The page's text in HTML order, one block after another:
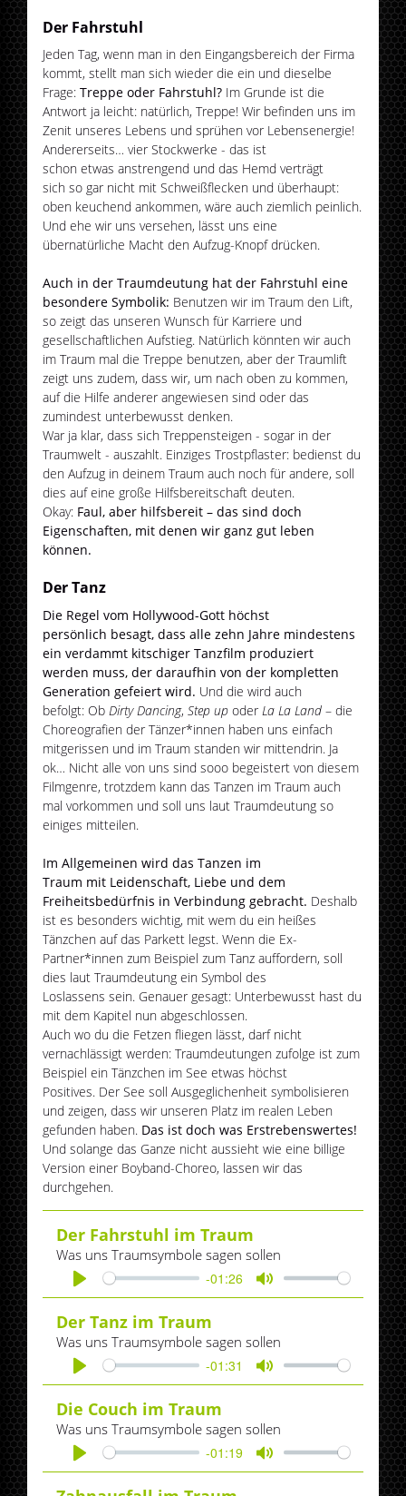
Der Fahrstuhl
Jeden Tag, wenn man in den Eingangsbereich der Firma
kommt, stellt man sich wieder die ein und dieselbe
Frage:Treppe oder Fahrstuhl? Im Grunde ist die
Antwort ja leicht: natürlich, Treppe! Wir befinden uns im
Zenit unseres Lebens und sprühen vor Lebensenergie!
Andererseits… vier Stockwerke - das ist
schon etwas anstrengend und das Hemd verträgt
sich so gar nicht mit Schweißflecken und überhaupt:
oben keuchend ankommen, wäre auch ziemlich peinlich.
Und ehe wir uns versehen, lässt uns eine
übernatürliche Macht den Aufzug-Knopf drücken.
Auch in der Traumdeutung hat der Fahrstuhl eine
besondere Symbolik: Benutzen wir im Traum den Lift,
so zeigt das unseren Wunsch für Karriere und
gesellschaftlichen Aufstieg. Natürlich könnten wir auch
im Traum mal die Treppe benutzen, aber der Traumlift
zeigt uns zudem, dass wir, um nach oben zu kommen,
auf die Hilfe anderer angewiesen sind oder das
zumindest unterbewusst denken.
War ja klar, dass sich Treppensteigen - sogar in der
Traumwelt - auszahlt. Einziges Trostpflaster: bedienst du
den Aufzug in deinem Traum auch noch für andere, soll
dies auf eine große Hilfsbereitschaft deuten.
Okay: Faul, aber hilfsbereit – das sind doch
Eigenschaften, mit denen wir ganz gut leben
können.
Der Tanz
Die Regel vom Hollywood-Gott höchst
persönlich besagt, dass alle zehn Jahre mindestens
ein verdammt kitschiger Tanzfilm produziert
werden muss, der daraufhin von der kompletten
Generation gefeiert wird. Und die wird auch
befolgt: Ob Dirty Dancing, Step up oder La La Land – die
Choreografien der Tänzer*innen haben uns einfach
mitgerissen und im Traum standen wir mittendrin. Ja
ok… Nicht alle von uns sind sooo begeistert von diesem
Filmgenre, trotzdem kann das Tanzen im Traum auch
mal vorkommen und soll uns laut Traumdeutung so
einiges mitteilen.
Im Allgemeinen wird das Tanzen im
Traum mit Leidenschaft, Liebe und dem
Freiheitsbedürfnis in Verbindung gebracht. Deshalb
ist es besonders wichtig, mit wem du ein heißes
Tänzchen auf das Parkett legst. Wenn die Ex-
Partner*innen zum Beispiel zum Tanz auffordern, soll
dies laut Traumdeutung ein Symbol des
Loslassens sein. Genauer gesagt: Unterbewusst hast du
mit dem Kapitel nun abgeschlossen.
Auch wo du die Fetzen fliegen lässt, darf nicht
vernachlässigt werden: Traumdeutungen zufolge ist zum
Beispiel ein Tänzchen im See etwas höchst
Positives. Der See soll Ausgeglichenheit symbolisieren
und zeigen, dass wir unseren Platz im realen Leben
gefunden haben. Das ist doch was Erstrebenswertes!
Und solange das Ganze nicht aussieht wie eine billige
Version einer Boyband-Choreo, lassen wir das
durchgehen.
Der Fahrstuhl im Traum
Was uns Traumsymbole sagen sollen
Play
-01:26
Mute
Der Tanz im Traum
Was uns Traumsymbole sagen sollen
Play
-01:31
Mute
Die Couch im Traum
Was uns Traumsymbole sagen sollen
Play
-01:19
Mute